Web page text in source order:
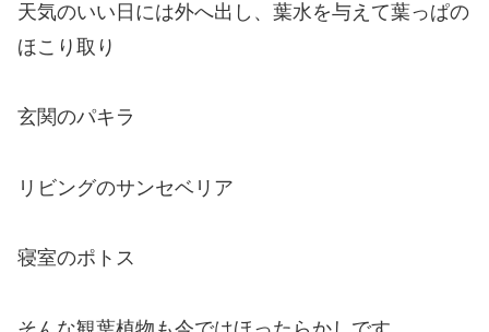
天気のいい日には外へ出し、葉水を与えて葉っぱの
ほこり取り
玄関のパキラ
リビングのサンセベリア
寝室のポトス